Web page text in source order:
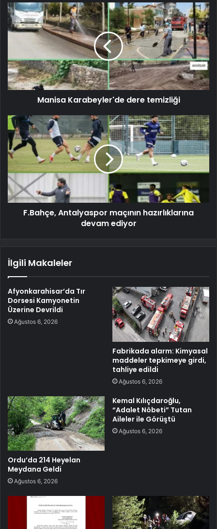
Manisa Karabeyler'de dere temizliği
F.Bahçe, Antalyaspor maçının hazırlıklarına
devam ediyor
İlgili Makaleler
Afyonkarahisar’da Tır
Dorsesi Kamyonetin
Üzerine Devrildi
Ağustos 6, 2026
Fabrikada alarm: Kimyasal
maddeler tepkimeye girdi,
tahliye edildi
Ağustos 6, 2026
Ordu’da 214 Heyelan
Meydana Geldi
Ağustos 6, 2026
Kemal Kılıçdaroğlu,
“Adalet Nöbeti” Tutan
Aileler ile Görüştü
Ağustos 6, 2026